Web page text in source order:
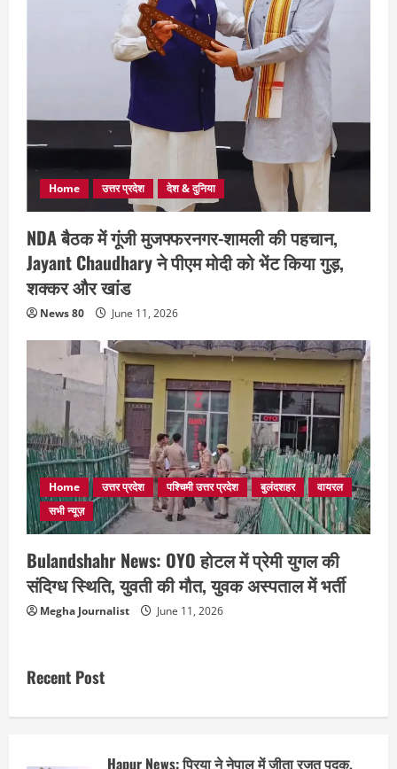
Home उत्तर प्रदेश देश & दुनिया
NDA बैठक में गूंजी मुजफ्फरनगर-शामली की पहचान,
Jayant Chaudhary ने पीएम मोदी को भेंट किया गुड़,
शक्कर और खांड
News 80 June 11, 2026
Home उत्तर प्रदेश पश्चिमी उत्तर प्रदेश बुलंदशहर
वायरल
सभी न्यूज़
Bulandshahr News: OYO होटल में प्रेमी युगल की
संदिग्ध स्थिति, युवती की मौत, युवक अस्पताल में भर्ती
Megha Journalist June 11, 2026
Recent Post
Hapur News: प्रिया ने नेपाल में जीता रजत पदक,